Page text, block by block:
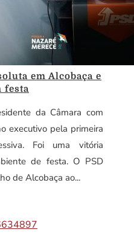
em Alcobaça e
festa
da Câmara com
executivo pela primeira
Foi uma vitória
de festa. O PSD
de Alcobaça ao...